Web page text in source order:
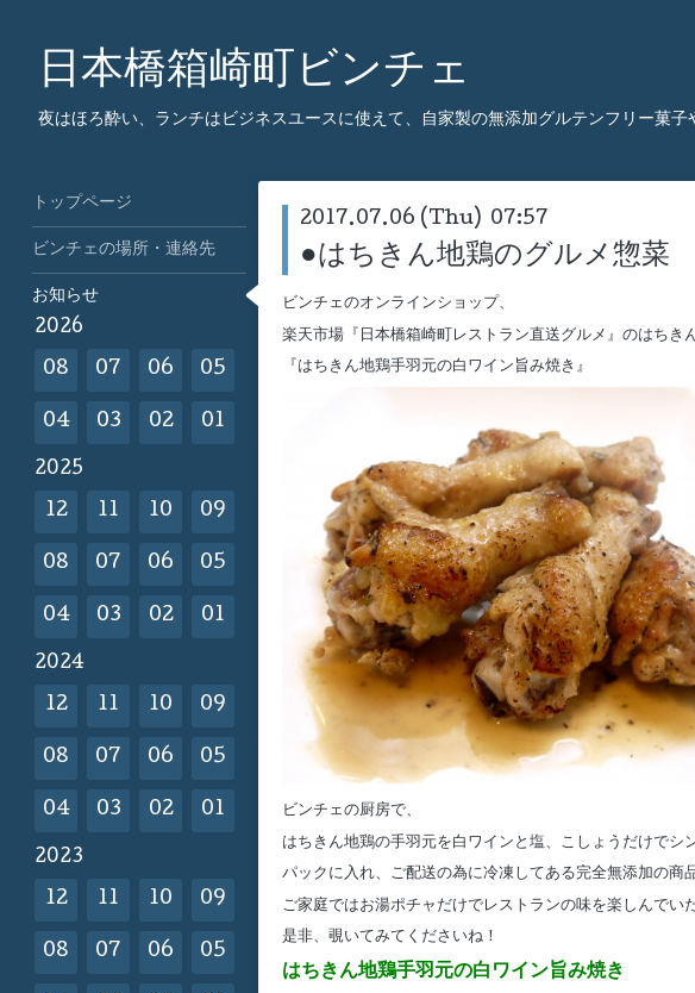
日本橋箱崎町ビンチェ
夜はほろ酔い、ランチはビジネスユースに使えて、自家製の無添加グルテンフリー菓
2017.07.06 (Thu) 07:57
●はちきん地鶏のグルメ惣菜
ビンチェのオンラインショップ、
楽天市場『日本橋箱崎町レストラン直送グルメ』のはち
『はちきん地鶏手羽元の白ワイン旨み焼き』
ビンチェの厨房で、
はちきん地鶏の手羽元を白ワインと塩、こしょうだけでシ
パックに入れ、ご配送の為に冷凍してある完全無添加の商
ご家庭ではお湯ポチャだけでレストランの味を楽しんでい
是非、覗いてみてくださいね！
はちきん地鶏手羽元の白ワイン旨み焼き
トップページ
ビンチェの場所・連絡先
お知らせ
2026
08 07 06 05
04 03 02 01
2025
12 11 10 09
08 07 06 05
04 03 02 01
2024
12 11 10 09
08 07 06 05
04 03 02 01
2023
12 11 10 09
08 07 06 05